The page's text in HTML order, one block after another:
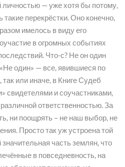
личностью — уже хотя бы потому,
такие перекрёстки. Оно конечно,
имелось в виду его
в огромных событиях
Что-с? Не он один
один» — все, явившиеся по
или иначе, в Книге Судеб
свидетелями и соучастниками,
ответственностью. За
ни поощрять – не наш выбор, не
Просто так уж устроена той
часть землян, что
в повседневность, на